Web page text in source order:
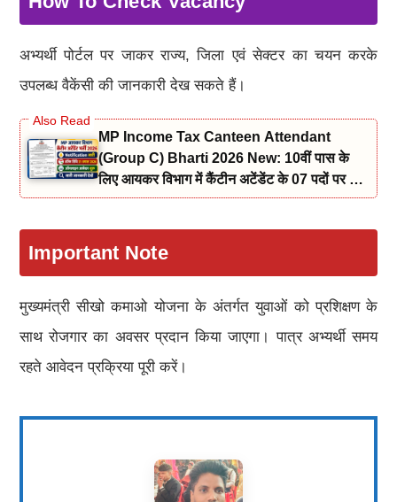
अभ्यर्थी पोर्टल पर जाकर राज्य, जिला एवं सेक्टर का चयन करके
उपलब्ध वैकेंसी की जानकारी देख सकते हैं।
MP Income Tax Canteen Attendant
(Group C) Bharti 2026 New: 10वीं पास के
लिए आयकर विभाग में कैंटीन अटेंडेंट के 07 पदों पर भर्ती
नोटिफिकेशन और आवेदन जारी
Important Note
मुख्यमंत्री सीखो कमाओ योजना के अंतर्गत युवाओं को प्रशिक्षण के
साथ रोजगार का अवसर प्रदान किया जाएगा। पात्र अभ्यर्थी समय
रहते आवेदन प्रक्रिया पूरी करें।